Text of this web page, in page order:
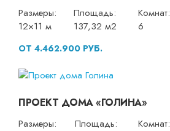
Размеры:
12×11 м
Площадь:
137,32 м2
Комнат:
6
ОТ 4.462.900 РУБ.
ПРОЕКТ ДОМА «ГОЛИНА»
Размеры:
Площадь:
Комнат: